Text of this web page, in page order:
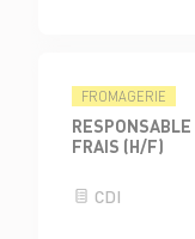
FROMAGERIE
RESPONSABLE
FRAIS (H/F)
CDI